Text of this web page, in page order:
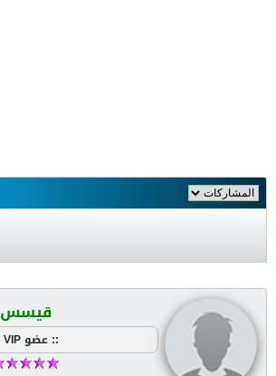
قيسس
:: عضو VIP ::